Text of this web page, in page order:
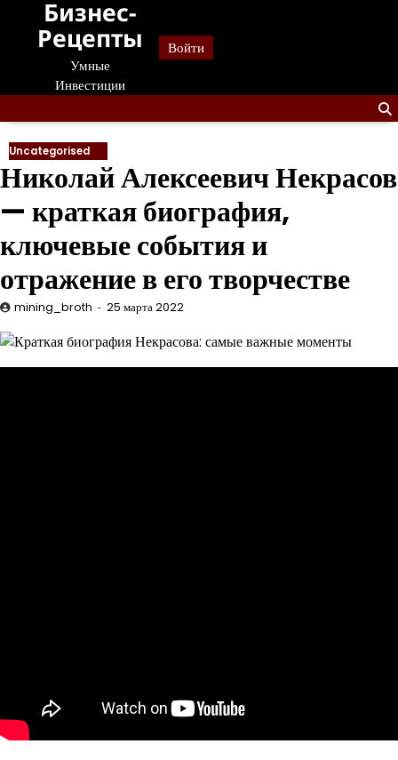
Перейти
содержанию
Бизнес-
Рецепты
Умные
Инвестиции
Войти
Uncategorised
Николай Алексеевич Некрасов
— краткая биография,
ключевые события и
отражение в его творчестве
mining_broth 25 марта 2022